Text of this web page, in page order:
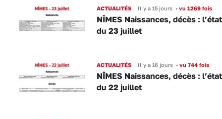
ACTUALITÉS Il y a 15 jours •vu 1269 fois
NÎMES Naissances, décès :
du 23 juillet
ACTUALITÉS Il y a 16 jours •vu 744 fois
NÎMES Naissances, décès :
du 22 juillet